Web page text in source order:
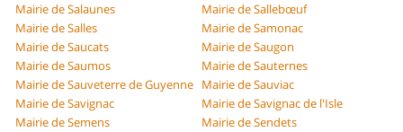
Mairie de Salaunes
Mairie de Sallebœuf
Mairie de Salles
Mairie de Samonac
Mairie de Saucats
Mairie de Saugon
Mairie de Saumos
Mairie de Sauternes
Mairie de Sauveterre de Guyenne Mairie de Sauviac
Mairie de Savignac
Mairie de Savignac de l'Isle
Mairie de Semens
Mairie de Sendets